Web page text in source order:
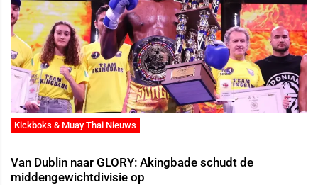
Kickboks & Muay Thai Nieuws
Van Dublin naar GLORY: Akingbade schudt de
middengewichtdivisie op